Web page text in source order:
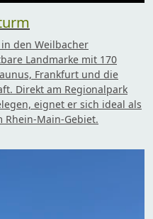
den Weilbacher
Landmarke mit 170
Frankfurt und die
Direkt am Regionalpark
eignet er sich ideal als
Main-Gebiet.